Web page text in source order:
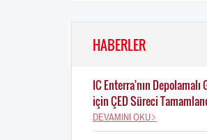
HABERLER
IC Enterra'nın Depolamalı
için ÇED Süreci
DEVAMINI OKU